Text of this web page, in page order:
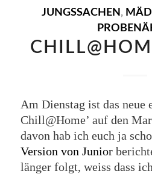
JUNGSSACHEN ,
Am Dienstag ist das neue
Chill@Home’ auf den
davon hab ich euch ja
Version von Junior
länger folgt, weiss dass